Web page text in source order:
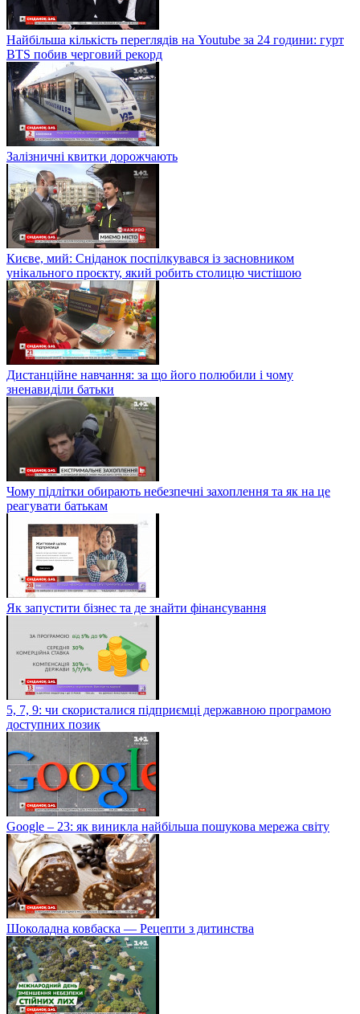
Найбільша кількість переглядів на Youtube за 24 години: гурт
BTS побив черговий рекорд
Залізничні квитки дорожчають
Києве, мий: Сніданок поспілкувався із засновником
унікального проєкту, який робить столицю чистішою
Дистанційне навчання: за що його полюбили і чому
зненавиділи батьки
Чому підлітки обирають небезпечні захоплення та як на це
реагувати батькам
Як запустити бізнес та де знайти фінансування
5, 7, 9: чи скористалися підприємці державною програмою
доступних позик
Google – 23: як виникла найбільша пошукова мережа світу
Шоколадна ковбаска — Рецепти з дитинства